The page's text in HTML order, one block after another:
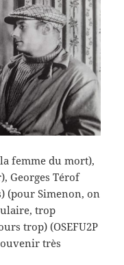
femme du mort),
Georges Térof
(pour Simenon, on
trop
trop) (OSEFU2P
très